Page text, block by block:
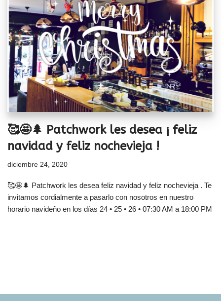
🥰🤩🌲 Patchwork les desea ¡ feliz
navidad y feliz nochevieja !
diciembre 24, 2020
🥰🤩🌲 Patchwork les desea feliz navidad y feliz nochevieja . Te
invitamos cordialmente a pasarlo con nosotros en nuestro
horario navideño en los días 24 • 25 • 26 • 07:30 AM a 18:00 PM